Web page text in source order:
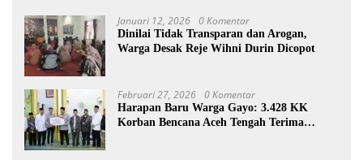
Januari 12, 2026 0 Komentar
Dinilai Tidak Transparan dan Arogan,
Warga Desak Reje Wihni Durin Dicopot
Februari 27, 2026 0 Komentar
Harapan Baru Warga Gayo: 3.428 KK
Korban Bencana Aceh Tengah Terima